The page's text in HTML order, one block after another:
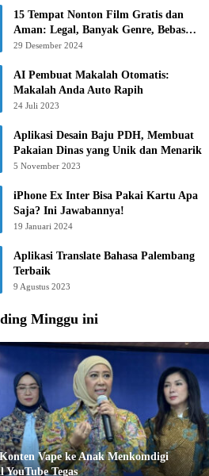
15 Tempat Nonton Film Gratis dan
Aman: Legal, Banyak Genre, Bebas
Khawatir!
29 Desember 2024
AI Pembuat Makalah Otomatis:
Makalah Anda Auto Rapih
24 Juli 2023
Aplikasi Desain Baju PDH, Membuat
Pakaian Dinas yang Unik dan Menarik
5 November 2023
iPhone Ex Inter Bisa Pakai Kartu Apa
Saja? Ini Jawabannya!
19 Januari 2024
Aplikasi Translate Bahasa Palembang
Terbaik
9 Agustus 2023
Minggu ini
Vape ke Anak Menkomdigi
YouTube Tegas